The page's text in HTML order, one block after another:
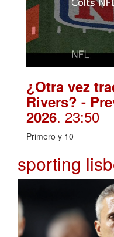
¿Otra vez
Rivers? -
2026. 23:50
Primero y 10
sporting